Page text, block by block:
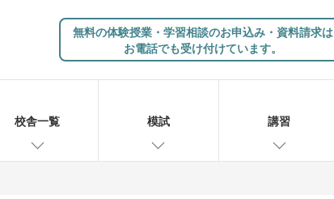
無料の体験授業・学習相談のお申込み・資料請求は
お電話でも受け付けています。
校舎一覧 模試 講習